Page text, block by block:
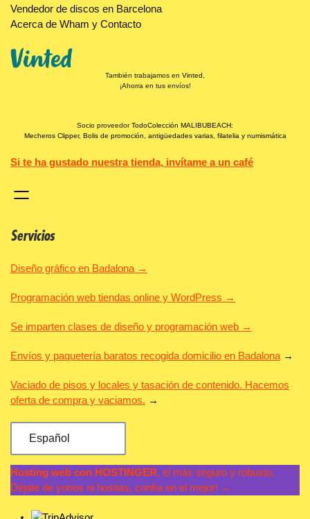
Vendedor de discos en Barcelona
Acerca de Wham y Contacto
También trabajamos en Vinted
¡Ahorra en tus envíos!
Socio proveedorTodoColección MALIBUBEACH:
Mecheros Clipper, Bolis de promoción, antigüedades varias, filatelia y numismática
Si te ha gustado nuestra tienda, invítame a un café
Servicios
Diseño gráfico en Badalona →
Programación web tiendas online y WordPress →
Se imparten clases de diseño y programación web →
Envíos y paquetería baratos recogida domicilio en Badalona →
Vaciado de pisos y locales y tasación de contenido. Hacemos
oferta de compra y vaciamos. →
Español
Hosting web con HOSTINGER, el más seguro y robusto.
Déjate de yonos ni hostias, confía en el mejor! →